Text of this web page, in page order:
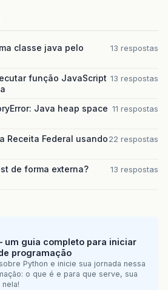
classe java pelo
13 respostas
função JavaScript 13 respostas
Java heap space 11 respostas
Receita Federal usando22 respostas
de forma externa?
13 respostas
um guia completo para iniciar
programação
Python e inicie sua jornada nessa
o que é e para que serve, sua